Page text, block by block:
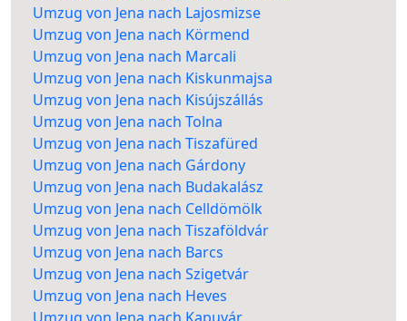
Umzug von Jena nach Lajosmizse
Umzug von Jena nach Körmend
Umzug von Jena nach Marcali
Umzug von Jena nach Kiskunmajsa
Umzug von Jena nach Kisújszállás
Umzug von Jena nach Tolna
Umzug von Jena nach Tiszafüred
Umzug von Jena nach Gárdony
Umzug von Jena nach Budakalász
Umzug von Jena nach Celldömölk
Umzug von Jena nach Tiszaföldvár
Umzug von Jena nach Barcs
Umzug von Jena nach Szigetvár
Umzug von Jena nach Heves